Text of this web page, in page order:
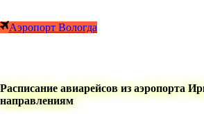
Аэропорт Вологда
Расписание авиарейсов из аэропорта
направлениям